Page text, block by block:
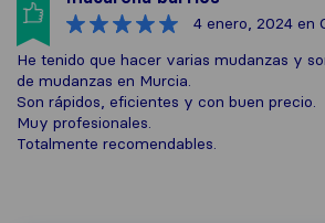
4 enero, 2024 en
He tenido que hacer varias mudanzas y
de mudanzas en Murcia.
Son rápidos, eficientes y con buen precio.
Muy profesionales.
Totalmente recomendables.